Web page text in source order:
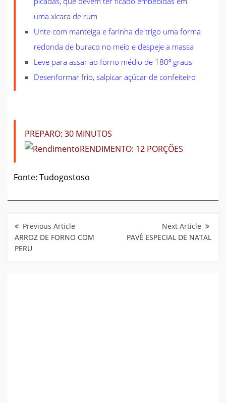
uma xícara de rum
Unte com manteiga e farinha de trigo uma forma
redonda de buraco no meio e despeje a massa
Leve para assar ao forno médio de 180º graus
Desenformar frio, salpicar açúcar de confeiteiro
PREPARO: 30 MINUTOS
RENDIMENTO: 12 PORÇÕES
Fonte: Tudogostoso
de
Post
ARROZ DE FORNO COM
PERU
PAVÊ ESPECIAL DE NATAL